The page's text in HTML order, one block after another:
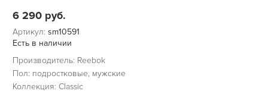
6 290 руб.
Артикул: sm10591
Есть в наличии
Производитель: Reebok
Пол: подростковые, мужские
Коллекция: Classic